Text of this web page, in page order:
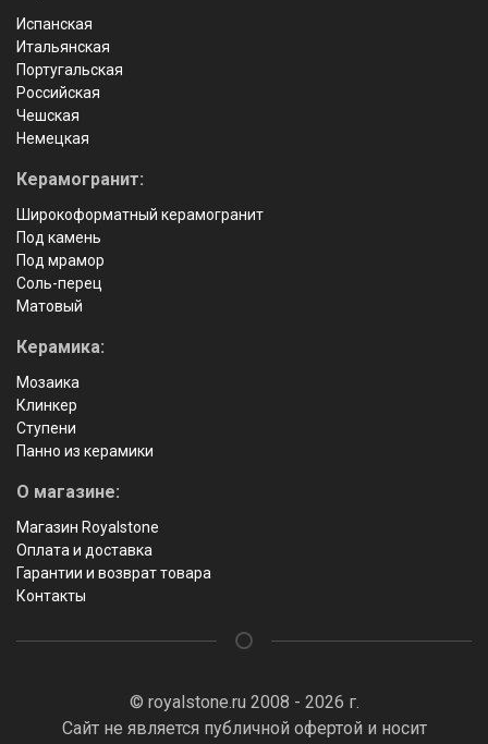
Испанская
Итальянская
Португальская
Российская
Чешская
Немецкая
Керамогранит:
Широкоформатный керамогранит
Под камень
Под мрамор
Соль-перец
Матовый
Керамика:
Мозаика
Клинкер
Ступени
Панно из керамики
О магазине:
Магазин Royalstone
Оплата и доставка
Гарантии и возврат товара
Контакты
© royalstone.ru 2008 - 2026 г.
Сайт не является публичной офертой и носит